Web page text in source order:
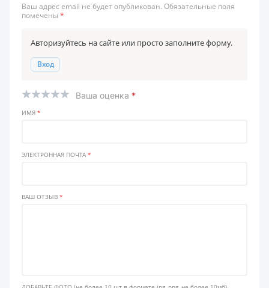
Ваш адрес email не будет опубликован. Обязательные поля
помечены *
Авторизуйтесь на сайте или просто заполните форму.
Вход
Ваша оценка *
ИМЯ *
ЭЛЕКТРОННАЯ ПОЧТА *
ВАШ ОТЗЫВ *